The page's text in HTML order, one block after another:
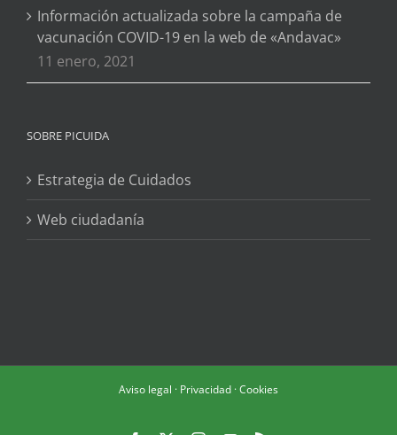
Información actualizada sobre la campaña de
vacunación COVID-19 en la web de «Andavac»
11 enero, 2021
SOBRE PICUIDA
Estrategia de Cuidados
Web ciudadanía
Aviso legal · Privacidad ·Cookies